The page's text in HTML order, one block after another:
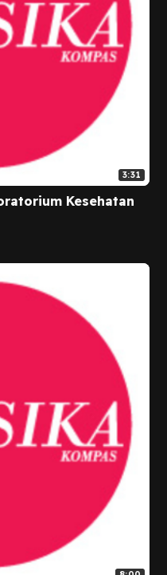
3:31
Kesehatan